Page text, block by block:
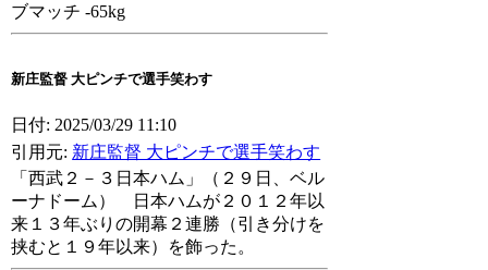
ブマッチ -65kg
新庄監督 大ピンチで選手笑わす
日付: 2025/03/29 11:10
引用元: 新庄監督 大ピンチで選手笑わす
「西武２－３日本ハム」（２９日、ベル
ーナドーム） 日本ハムが２０１２年以
来１３年ぶりの開幕２連勝（引き分けを
挟むと１９年以来）を飾った。